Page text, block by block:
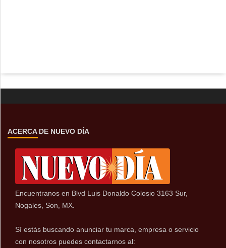
ACERCA DE NUEVO DÍA
Encuentranos en Blvd Luis Donaldo Colosio 3163 Sur,
Nogales, Son, MX.
Sí estás buscando anunciar tu marca, empresa o servicio
con nosotros puedes contactarnos al: